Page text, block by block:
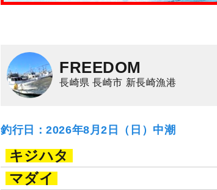
FREEDOM
長崎県 長崎市 新長崎漁港
釣行日：2026年8月2日（日）中潮
キジハタ
マダイ